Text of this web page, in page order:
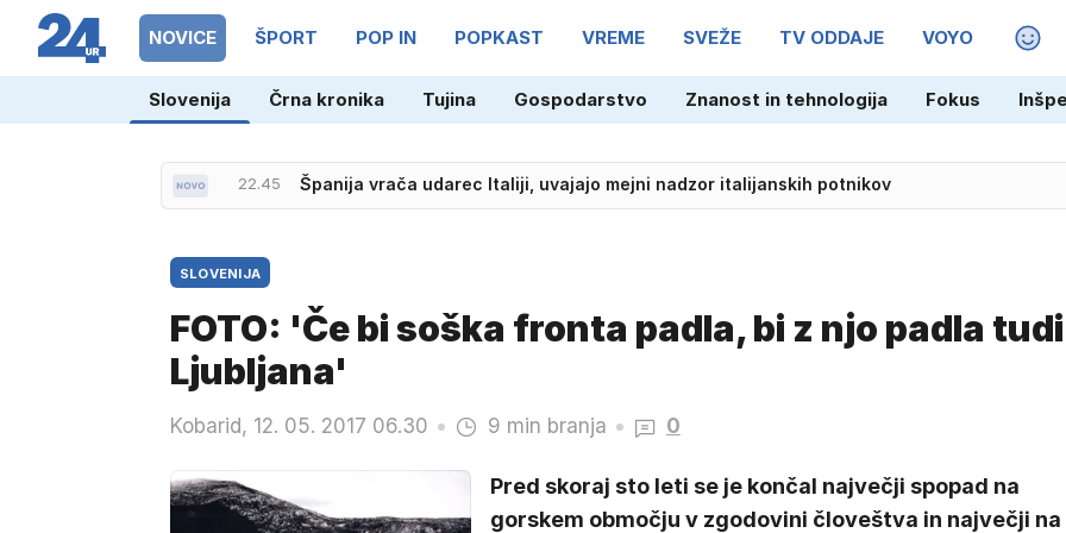
NOVICE ŠPORT POP IN POPKAST VREME SVEŽE TV ODDAJE VOYO
Slovenija Črna kronika Tujina Gospodarstvo Znanost in tehnologija Fokus
22.45 Španija vrača udarec Italiji, uvajajo mejni nadzor italijanskih potnikov
SLOVENIJA
FOTO: 'Če bi soška fronta padla, bi z njo padla tudi
Ljubljana'
Kobarid, 12. 05. 2017 06.30 9 min branja 0
Pred skoraj sto leti se je končal največji spopad na
gorskem območju v zgodovini človeštva in največji na